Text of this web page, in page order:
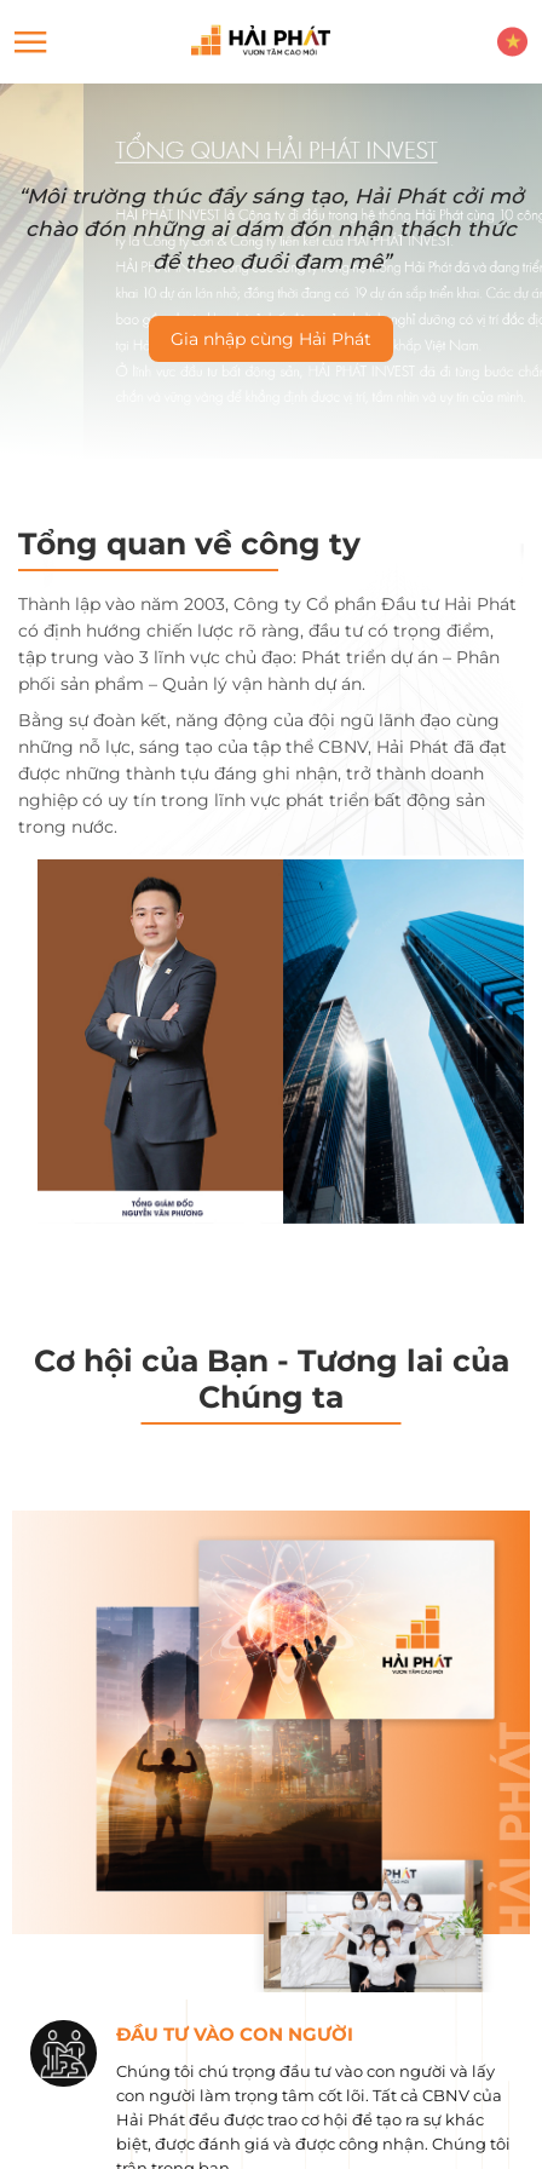
“Môi trường thúc đẩy sáng tạo, Hải Phát cởi mở
chào đón những ai dám đón nhận thách thức
để theo đuổi đam mê”
Gia nhập cùng Hải Phát
Tổng quan về công ty
Thành lập vào năm 2003, Công ty Cổ phần Đầu tư Hải Phát
có định hướng chiến lược rõ ràng, đầu tư có trọng điểm,
tập trung vào 3 lĩnh vực chủ đạo: Phát triển dự án – Phân
phối sản phẩm – Quản lý vận hành dự án.
Bằng sự đoàn kết, năng động của đội ngũ lãnh đạo cùng
những nỗ lực, sáng tạo của tập thể CBNV, Hải Phát đã đạt
được những thành tựu đáng ghi nhận, trở thành doanh
nghiệp có uy tín trong lĩnh vực phát triển bất động sản
trong nước.
Cơ hội của Bạn - Tương lai của
Chúng ta
ĐẦU TƯ VÀO CON NGƯỜI
Chúng tôi chú trọng đầu tư vào con người và lấy
con người làm trọng tâm cốt lõi. Tất cả CBNV của
Hải Phát đều được trao cơ hội để tạo ra sự khác
biệt, được đánh giá và được công nhận. Chúng tôi